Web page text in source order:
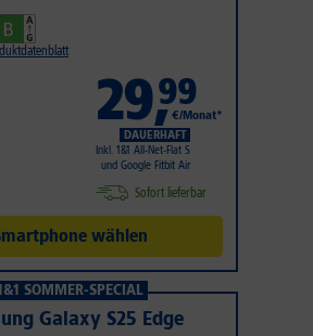
29,99
€/Monat*
DAUERHAFT
Inkl. 1&1 All-Net-Flat S
und Google Fitbit Air
Sofort lieferbar
wählen
SOMMER-SPECIAL
Galaxy S25 Edge